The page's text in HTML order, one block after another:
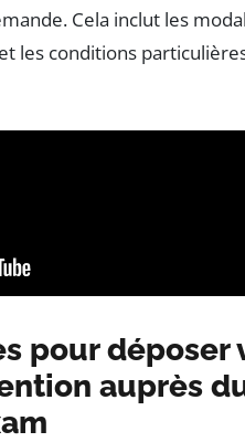
Cela inclut les
les conditions
pour déposer
auprès